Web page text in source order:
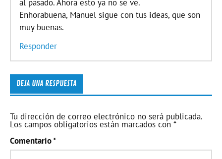
al pasado. Ahora esto ya no se ve.
Enhorabuena, Manuel sigue con tus ideas, que son
muy buenas.
Responder
DEJA UNA RESPUESTA
Tu dirección de correo electrónico no será publicada.
Los campos obligatorios están marcados con*
Comentario*